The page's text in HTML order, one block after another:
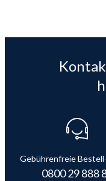
Gebührenfreie
0800 29 888